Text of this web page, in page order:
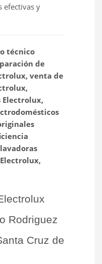
efectivas y
técnico
de
venta de
Electrolux,
Rodriguez
Cruz de